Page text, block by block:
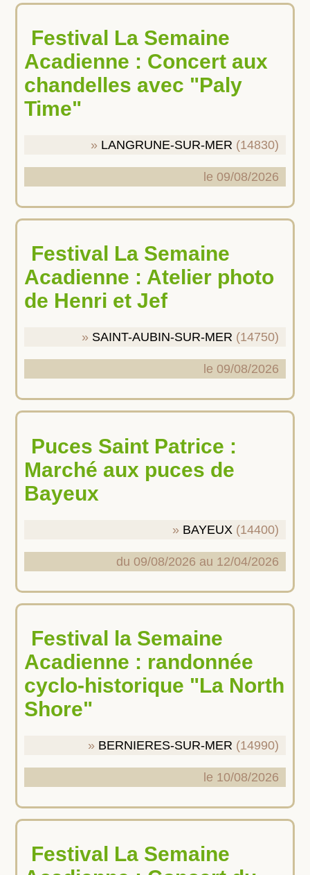
Festival La Semaine
Acadienne : Concert aux
chandelles avec "Paly
Time"
LANGRUNE-SUR-MER (14830)
le 09/08/2026
Festival La Semaine
Acadienne : Atelier photo
de Henri et Jef
SAINT-AUBIN-SUR-MER (14750)
le 09/08/2026
Puces Saint Patrice :
Marché aux puces de
Bayeux
BAYEUX (14400)
du 09/08/2026 au 12/04/2026
Festival la Semaine
Acadienne : randonnée
cyclo-historique "La North
Shore"
BERNIERES-SUR-MER (14990)
le 10/08/2026
Festival La Semaine